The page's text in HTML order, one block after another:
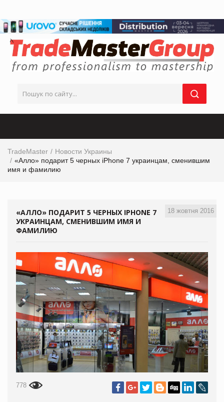
TradeMaster
Новости Украины
«Алло» подарит 5 черных iPhone 7 украинцам, сменившим
имя и фамилию
18 жовтня 2016
«АЛЛО» ПОДАРИТ 5 ЧЕРНЫХ IPHONE 7
УКРАИНЦАМ, СМЕНИВШИМ ИМЯ И
ФАМИЛИЮ
778